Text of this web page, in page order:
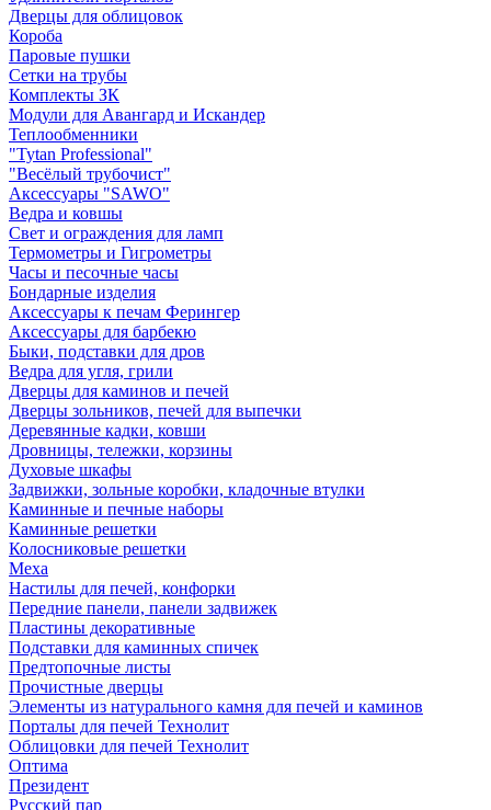
Дверцы для облицовок
Короба
Паровые пушки
Сетки на трубы
Комплекты ЗК
Модули для Авангард и Искандер
Теплообменники
"Tytan Professional"
"Весёлый трубочист"
Аксессуары "SAWO"
Ведра и ковшы
Свет и ограждения для ламп
Термометры и Гигрометры
Часы и песочные часы
Бондарные изделия
Аксессуары к печам Ферингер
Аксессуары для барбекю
Быки, подставки для дров
Ведра для угля, грили
Дверцы для каминов и печей
Дверцы зольников, печей для выпечки
Деревянные кадки, ковши
Дровницы, тележки, корзины
Духовые шкафы
Задвижки, зольные коробки, кладочные втулки
Каминные и печные наборы
Каминные решетки
Колосниковые решетки
Меха
Настилы для печей, конфорки
Передние панели, панели задвижек
Пластины декоративные
Подставки для каминных спичек
Предтопочные листы
Прочистные дверцы
Элементы из натурального камня для печей и каминов
Порталы для печей Технолит
Облицовки для печей Технолит
Оптима
Президент
Русский пар